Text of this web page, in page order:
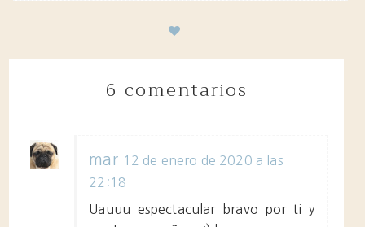
6 comentarios
mar 12 de enero de 2020 a las
22:18
Uauuu espectacular bravo por ti y